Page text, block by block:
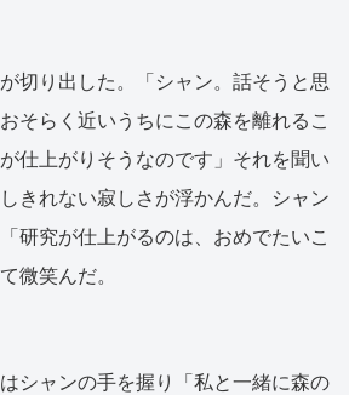
切り出した。「シャン。話そうと思
そらく近いうちにこの森を離れるこ
仕上がりそうなのです」それを聞い
きれない寂しさが浮かんだ。シャン
研究が仕上がるのは、おめでたいこ
微笑んだ。
シャンの手を握り「私と一緒に森の